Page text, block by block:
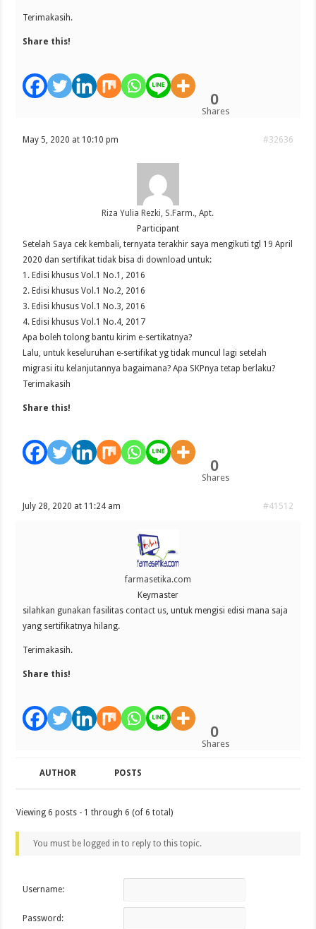
Terimakasih.
Share this!
0
Shares
May 5, 2020 at 10:10 pm #32636
Riza Yulia Rezki, S.Farm., Apt.
Participant
Setelah Saya cek kembali, ternyata terakhir saya mengikuti tgl 19 April
2020 dan sertifikat tidak bisa di download untuk:
1. Edisi khusus Vol.1 No.1, 2016
2. Edisi khusus Vol.1 No.2, 2016
3. Edisi khusus Vol.1 No.3, 2016
4. Edisi khusus Vol.1 No.4, 2017
Apa boleh tolong bantu kirim e-sertikatnya?
Lalu, untuk keseluruhan e-sertifikat yg tidak muncul lagi setelah
migrasi itu kelanjutannya bagaimana? Apa SKPnya tetap berlaku?
Terimakasih
Share this!
0
Shares
July 28, 2020 at 11:24 am #41512
farmasetika.com
Keymaster
silahkan gunakan fasilitascontact us, untuk mengisi edisi mana saja
yang sertifikatnya hilang.
Terimakasih.
Share this!
0
Shares
AUTHOR POSTS
Viewing 6 posts - 1 through 6 (of 6 total)
You must be logged in to reply to this topic.
Username:
Password: